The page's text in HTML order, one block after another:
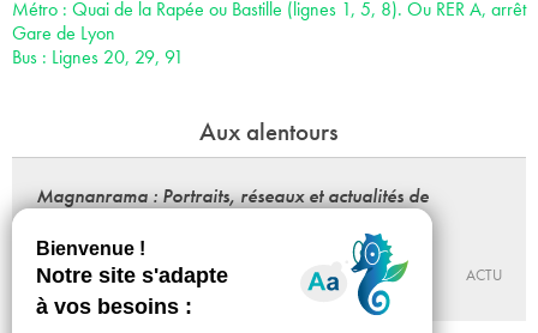
Métro : Quai de la Rapée ou Bastille (lignes 1, 5, 8). Ou RER A, arrêt
Gare de Lyon
Bus : Lignes 20, 29, 91
Aux alentours
Magnanrama : Portraits, réseaux et actualités de
Du 25 - 09 au 12 - 12 - 2026
BÉTONSALON – CENTRE D’ART ET DE RECHERCHE
ACTU